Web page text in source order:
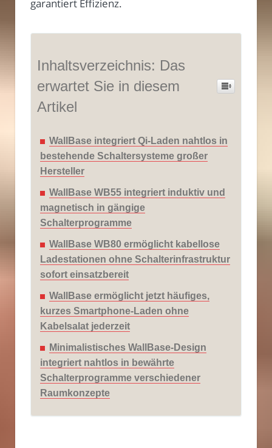
garantiert Effizienz.
Inhaltsverzeichnis: Das
erwartet Sie in diesem
Artikel
WallBase integriert Qi-Laden nahtlos in
bestehende Schaltersysteme großer
Hersteller
WallBase WB55 integriert induktiv und
magnetisch in gängige
Schalterprogramme
WallBase WB80 ermöglicht kabellose
Ladestationen ohne Schalterinfrastruktur
sofort einsatzbereit
WallBase ermöglicht jetzt häufiges,
kurzes Smartphone-Laden ohne
Kabelsalat jederzeit
Minimalistisches WallBase-Design
integriert nahtlos in bewährte
Schalterprogramme verschiedener
Raumkonzepte